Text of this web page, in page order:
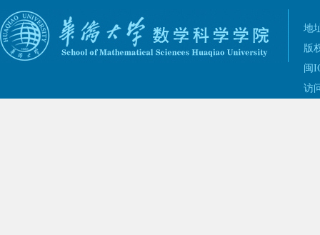
地
版
闽
访